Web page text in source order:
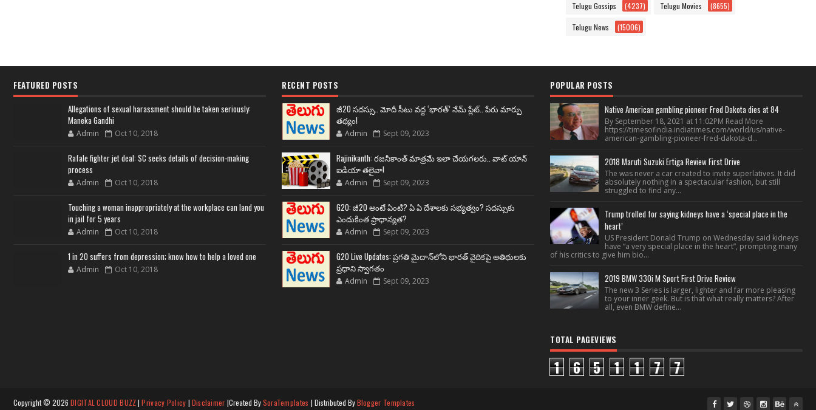
Telugu Gossips (4237) Telugu Movies (8655)
Telugu News (15006)
FEATURED POSTS
Allegations of sexual harassment should be taken seriously:
Maneka Gandhi
Admin Oct 10, 2018
Rafale fighter jet deal: SC seeks details of decision-making
process
Admin Oct 10, 2018
Touching a woman inappropriately at the workplace can land you
in jail for 5 years
Admin Oct 10, 2018
1 in 20 suffers from depression; know how to help a loved one
Admin Oct 10, 2018
RECENT POSTS
జీ20 సదస్సు.. మోదీ సీటు వద్ద ‘భారత్’ నేమ్ ప్లేట్‌.. పేరు మార్పు
తథ్యం!
Admin Sept 09, 2023
Rajinikanth: రజనీకాంత్ మాత్రమే ఇలా చేయగలరు.. వాట్ యాన్
ఐడియా తలైవా!
Admin Sept 09, 2023
G20: జీ20 అంటే ఏంటి? ఏ ఏ దేశాలకు సభ్యత్వం? సదస్సుకు
ఎందుకింత ప్రాధాన్యత?
Admin Sept 09, 2023
G20 Live Updates: ప్రగతి మైదాన్‌లోని భారత్ వైదికపై అతిథులకు
ప్రధాని స్వాగతం
Admin Sept 09, 2023
POPULAR POSTS
Native American gambling pioneer Fred Dakota dies at 84
By September 18, 2021 at 11:02PM Read More
https://timesofindia.indiatimes.com/world/us/native-
american-gambling-pioneer-fred-dakota-d...
2018 Maruti Suzuki Ertiga Review First Drive
The was never a car created to invite superlatives. It did
absolutely nothing in a spectacular fashion, but still
struggled to find any...
Trump trolled for saying kidneys have a ‘special place in the
heart’
US President Donald Trump on Wednesday said kidneys
have “a very special place in the heart”, prompting many
of his critics to give him bio...
2019 BMW 330i M Sport First Drive Review
The new 3 Series is larger, lighter and far more pleasing
to your inner geek. But is that what really matters? After
all, even BMW define...
TOTAL PAGEVIEWS
1 6 5 1 1 7 7
Copyright © 2026 DIGITAL CLOUD BUZZ|Privacy Policy | Disclaimer |Created BySoraTemplates | Distributed ByBlogger Templates